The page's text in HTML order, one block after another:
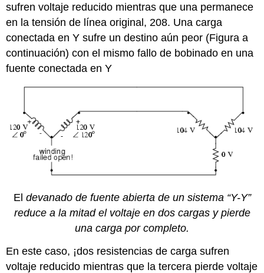
sufren voltaje reducido mientras que una permanece
en la tensión de línea original, 208. Una carga
conectada en Y sufre un destino aún peor (Figura a
continuación) con el mismo fallo de bobinado en una
fuente conectada en Y
El devanado de fuente abierta de un sistema “Y-Y”
reduce a la mitad el voltaje en dos cargas y pierde
una carga por completo.
En este caso, ¡dos resistencias de carga sufren
voltaje reducido mientras que la tercera pierde voltaje